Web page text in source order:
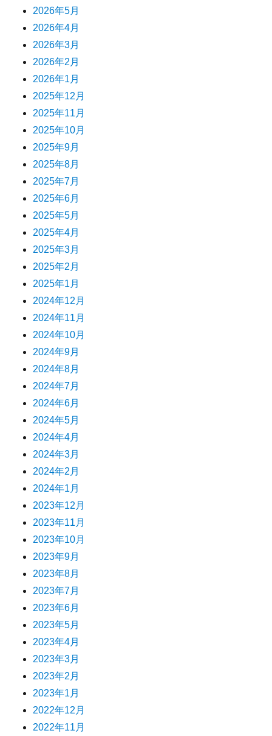
2026年5月
2026年4月
2026年3月
2026年2月
2026年1月
2025年12月
2025年11月
2025年10月
2025年9月
2025年8月
2025年7月
2025年6月
2025年5月
2025年4月
2025年3月
2025年2月
2025年1月
2024年12月
2024年11月
2024年10月
2024年9月
2024年8月
2024年7月
2024年6月
2024年5月
2024年4月
2024年3月
2024年2月
2024年1月
2023年12月
2023年11月
2023年10月
2023年9月
2023年8月
2023年7月
2023年6月
2023年5月
2023年4月
2023年3月
2023年2月
2023年1月
2022年12月
2022年11月